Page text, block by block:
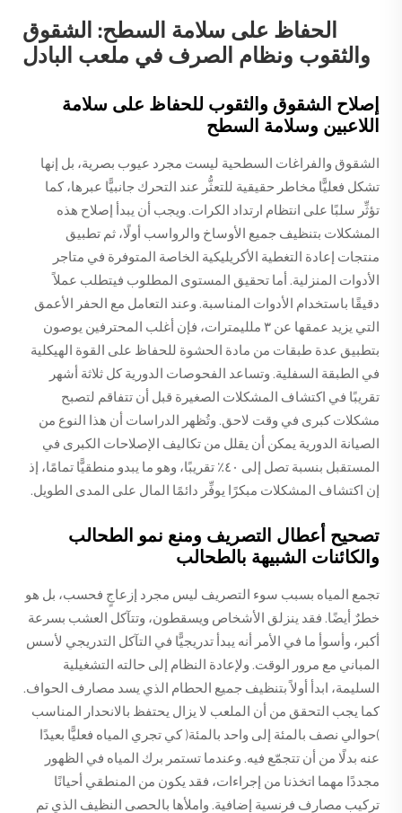
الحفاظ على سلامة السطح: الشقوق
والثقوب ونظام الصرف في ملعب البادل
إصلاح الشقوق والثقوب للحفاظ على سلامة
اللاعبين وسلامة السطح
الشقوق والفراغات السطحية ليست مجرد عيوب بصرية، بل إنها
تشكل فعليًّا مخاطر حقيقية للتعثُّر عند التحرك جانبيًّا عبرها، كما
تؤثِّر سلبًا على انتظام ارتداد الكرات. ويجب أن يبدأ إصلاح هذه
المشكلات بتنظيف جميع الأوساخ والرواسب أولًا، ثم تطبيق
منتجات إعادة التغطية الأكريليكية الخاصة المتوفرة في متاجر
الأدوات المنزلية. أما تحقيق المستوى المطلوب فيتطلب عملاً
دقيقًا باستخدام الأدوات المناسبة. وعند التعامل مع الحفر الأعمق
التي يزيد عمقها عن ٣ ملليمترات، فإن أغلب المحترفين يوصون
بتطبيق عدة طبقات من مادة الحشوة للحفاظ على القوة الهيكلية
في الطبقة السفلية. وتساعد الفحوصات الدورية كل ثلاثة أشهر
تقريبًا في اكتشاف المشكلات الصغيرة قبل أن تتفاقم لتصبح
مشكلات كبرى في وقت لاحق. وتُظهر الدراسات أن هذا النوع من
الصيانة الدورية يمكن أن يقلل من تكاليف الإصلاحات الكبرى في
المستقبل بنسبة تصل إلى ٤٠٪ تقريبًا، وهو ما يبدو منطقيًّا تمامًا، إذ
إن اكتشاف المشكلات مبكرًا يوفِّر دائمًا المال على المدى الطويل.
تصحيح أعطال التصريف ومنع نمو الطحالب
والكائنات الشبيهة بالطحالب
تجمع المياه بسبب سوء التصريف ليس مجرد إزعاجٍ فحسب، بل هو
خطرٌ أيضًا. فقد ينزلق الأشخاص ويسقطون، وتتآكل العشب بسرعة
أكبر، وأسوأ ما في الأمر أنه يبدأ تدريجيًّا في التآكل التدريجي لأسس
المباني مع مرور الوقت. ولإعادة النظام إلى حالته التشغيلية
السليمة، ابدأ أولاً بتنظيف جميع الحطام الذي يسد مصارف الحواف.
كما يجب التحقق من أن الملعب لا يزال يحتفظ بالانحدار المناسب
(حوالي نصف بالمئة إلى واحد بالمئة) كي تجري المياه فعليًّا بعيدًا
عنه بدلًا من أن تتجمّع فيه. وعندما تستمر برك المياه في الظهور
مجددًا مهما اتخذنا من إجراءات، فقد يكون من المنطقي أحيانًا
تركيب مصارف فرنسية إضافية. واملأها بالحصى النظيف الذي تم